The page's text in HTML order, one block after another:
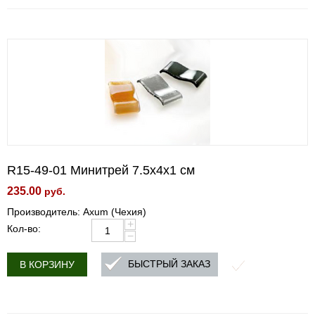
R15-49-01 Минитрей 7.5x4x1 см
235.00 руб.
Производитель: Axum (Чехия)
Кол-во:
+
−
В КОРЗИНУ БЫСТРЫЙ ЗАКАЗ